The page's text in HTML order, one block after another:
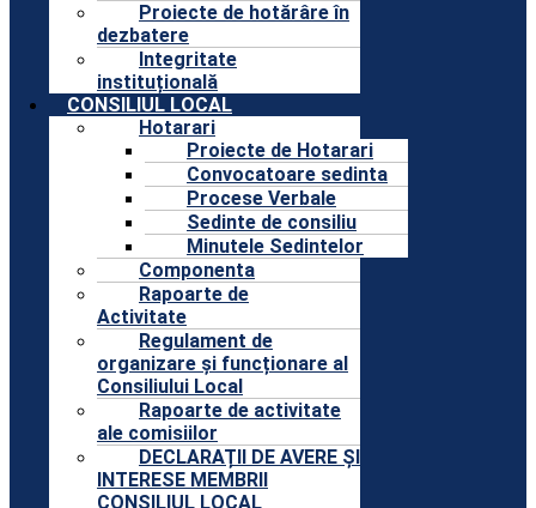
Proiecte de hotărâre în
dezbatere
Integritate
instituțională
CONSILIUL LOCAL
Hotarari
Proiecte de Hotarari
Convocatoare sedinta
Procese Verbale
Sedinte de consiliu
Minutele Sedintelor
Componenta
Rapoarte de
Activitate
Regulament de
organizare și funcționare al
Consiliului Local
Rapoarte de activitate
ale comisiilor
DECLARAȚII DE AVERE ȘI
INTERESE MEMBRII
CONSILIUL LOCAL